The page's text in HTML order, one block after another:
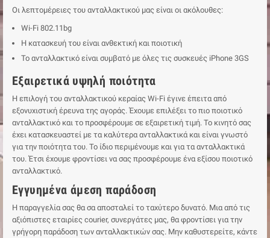
Οι λεπτομέρειες του ανταλλακτικού μας είναι οι ακόλουθες:
Wi-Fi 802.11bg
Η κατασκευή του είναι ανθεκτική και ποιοτική
Το ανταλλακτικό είναι συμβατό με όλες τις συσκευές iPhone 3GS
Εξαιρετικά υψηλή ποιότητα
Η επιλογή του ανταλλακτικού κεραίας Wi-Fi έγινε έπειτα από
εξονυχιστική έρευνα της αγοράς. Έχουμε επιλέξει το πιο ποιοτικό
ανταλλακτικό και το προσφέρουμε σε εξαιρετική τιμή. Το κινητό σας
έχει κατασκευαστεί με τα καλύτερα ανταλλακτικά και είναι γνωστό
για την ποιότητα του. Το ίδιο περιμένουμε και για τα ανταλλακτικά
του. Έτσι έχουμε φροντίσει να σας προσφέρουμε ένα εξίσου ποιοτικό
ανταλλακτικό.
Εγγυημένα άμεση παράδοση
Η παραγγελία σας θα σα αποσταλεί το ταχύτερο δυνατό. Μια από τις
αξιόπιστες εταιρίες courier, συνεργάτες μας, θα φροντίσει για την
γρήγορη παράδοση των ανταλλακτικών σας. Μην καθυστερείτε, κάντε